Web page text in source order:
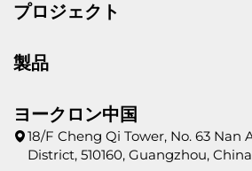
プロジェクト
製品
ヨークロン中国
18/F Cheng Qi Tower, No. 63 Nan
District, 510160, Guangzhou, China